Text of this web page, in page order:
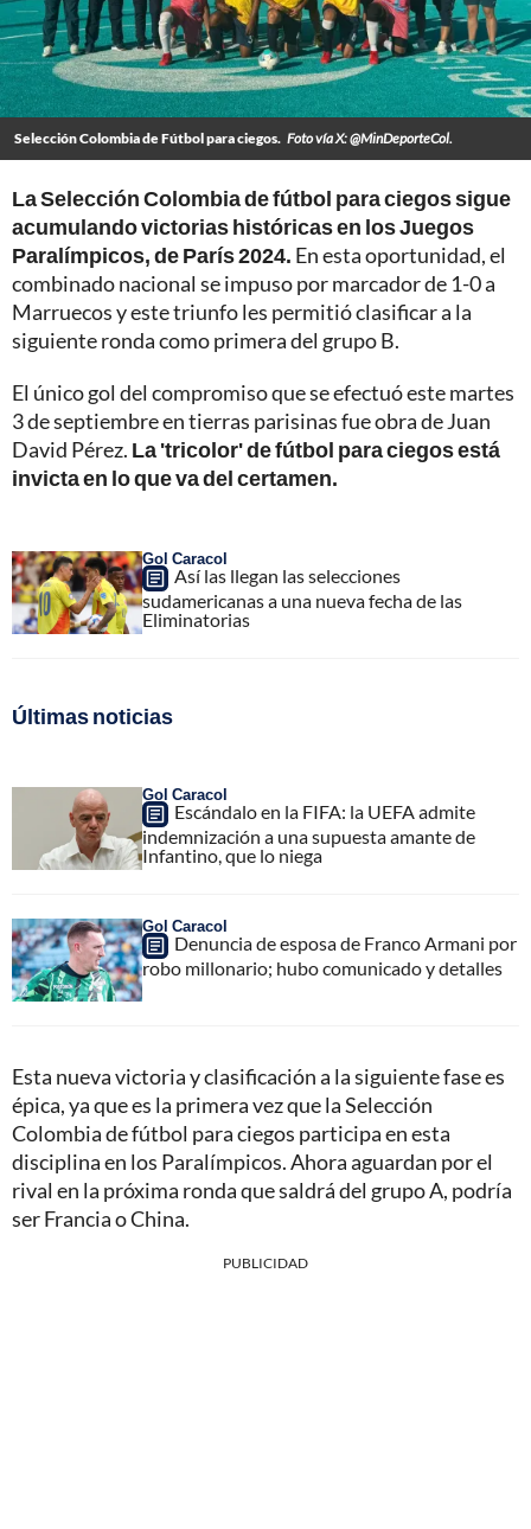
Selección Colombia de Fútbol para ciegos. Foto vía X: @MinDeporteCol.
La Selección Colombia de fútbol para ciegos sigue
acumulando victorias históricas en los Juegos
Paralímpicos, de París 2024. En esta oportunidad, el
combinado nacional se impuso por marcador de 1-0 a
Marruecos y este triunfo les permitió clasificar a la
siguiente ronda como primera del grupo B.
El único gol del compromiso que se efectuó este martes
3 de septiembre en tierras parisinas fue obra de Juan
David Pérez. La 'tricolor' de fútbol para ciegos está
invicta en lo que va del certamen.
Gol Caracol
Así las llegan las selecciones
sudamericanas a una nueva fecha de las
Eliminatorias
Últimas noticias
Gol Caracol
Escándalo en la FIFA: la UEFA admite
indemnización a una supuesta amante de
Infantino, que lo niega
Gol Caracol
Denuncia de esposa de Franco Armani por
robo millonario; hubo comunicado y detalles
Esta nueva victoria y clasificación a la siguiente fase es
épica, ya que es la primera vez que la Selección
Colombia de fútbol para ciegos participa en esta
disciplina en los Paralímpicos. Ahora aguardan por el
rival en la próxima ronda que saldrá del grupo A, podría
ser Francia o China.
PUBLICIDAD